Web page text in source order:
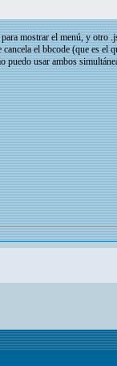
mostrar el menú, y otro
cancela el bbcode (que es el
puedo usar ambos